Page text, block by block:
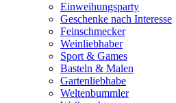
Einweihungsparty
Geschenke nach Interesse
Feinschmecker
Weinliebhaber
Sport & Games
Basteln & Malen
Gartenliebhabe
Weltenbummler